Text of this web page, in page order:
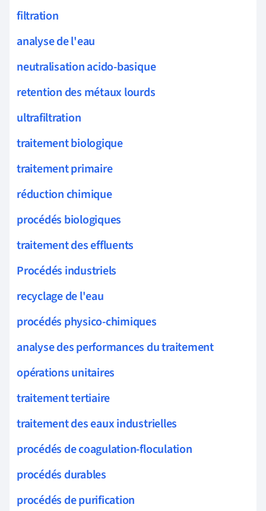
filtration
analyse de l'eau
neutralisation acido-basique
retention des métaux lourds
ultrafiltration
traitement biologique
traitement primaire
réduction chimique
procédés biologiques
traitement des effluents
Procédés industriels
recyclage de l'eau
procédés physico-chimiques
analyse des performances du traitement
opérations unitaires
traitement tertiaire
traitement des eaux industrielles
procédés de coagulation-floculation
procédés durables
procédés de purification